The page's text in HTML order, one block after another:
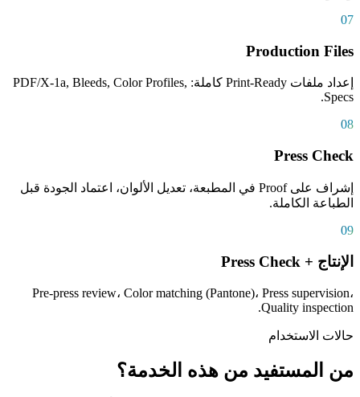
07
Production Files
إعداد ملفات Print-Ready كاملة: PDF/X-1a, Bleeds, Color Profiles,
Specs.
08
Press Check
إشراف على Proof في المطبعة، تعديل الألوان، اعتماد الجودة قبل
الطباعة الكاملة.
09
الإنتاج + Press Check
Pre-press review، Color matching (Pantone)، Press supervision،
Quality inspection.
حالات الاستخدام
من المستفيد من هذه الخدمة؟